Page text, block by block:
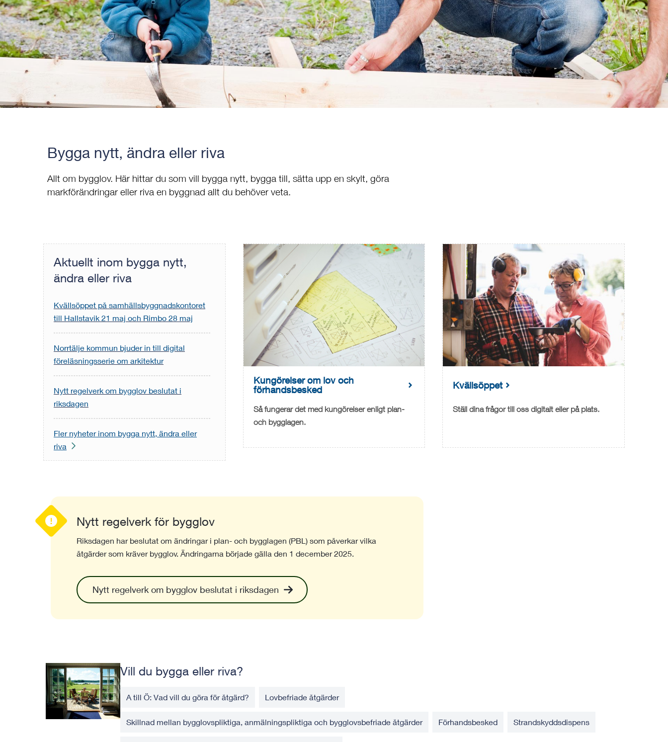
Bygga nytt, ändra eller riva
Allt om bygglov. Här hittar du som vill bygga nytt, bygga till, sätta upp en skylt, göra
markförändringar eller riva en byggnad allt du behöver veta.
Aktuellt inom bygga nytt,
ändra eller riva
Kvällsöppet på samhällsbyggnadskontoret
till Hallstavik 21 maj och Rimbo 28 maj
Norrtälje kommun bjuder in till digital
föreläsningsserie om arkitektur
Nytt regelverk om bygglov beslutat i
riksdagen
Fler nyheter inom bygga nytt, ändra eller
riva
Kungörelser om lov och
förhandsbesked
Så fungerar det med kungörelser enligt plan-
och bygglagen.
Kvällsöppet
Ställ dina frågor till oss digitalt eller på plats.
Nytt regelverk för bygglov
Riksdagen har beslutat om ändringar i plan- och bygglagen (PBL) som påverkar vilka
åtgärder som kräver bygglov. Ändringarna började gälla den 1 december 2025.
Nytt regelverk om bygglov beslutat i riksdagen
Vill du bygga eller riva?
A till Ö: Vad vill du göra för åtgärd? Lovbefriade åtgärder
Skillnad mellan bygglovspliktiga, anmälningspliktiga och bygglovsbefriade åtgärder Förhandsbesked Strandskyddsdispens